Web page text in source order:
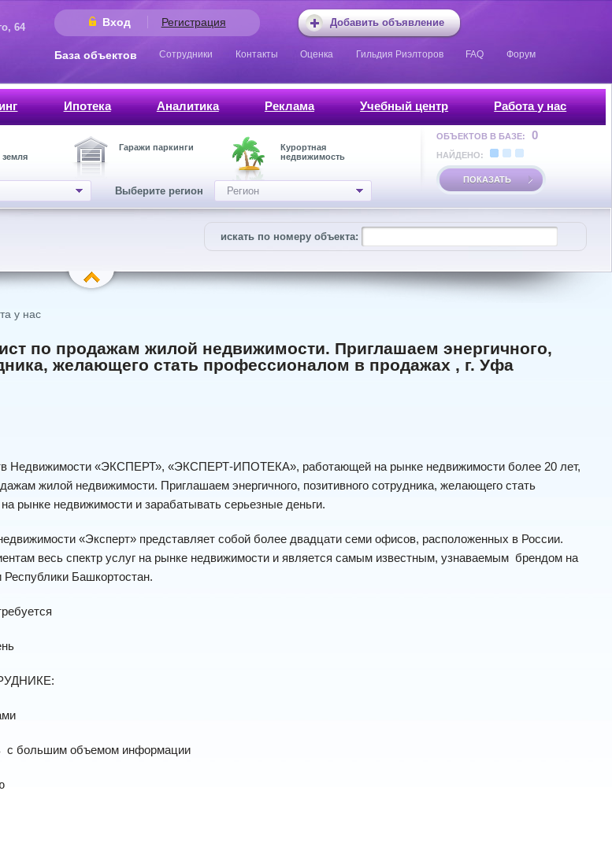
Добавить объявление
Вход Регистрация
64
База объектов Сотрудники Контакты Оценка Гильдия Риэлторов FAQ Форум
Ипотека Аналитика Реклама Учебный центр Работа у нас
земля
Гаражи паркинги
Курортная
недвижимость
Выберите регион Регион
ОБЪЕКТОВ В БАЗЕ: 0
НАЙДЕНО:
ПОКАЗАТЬ
искать по номеру объекта:
у нас
по продажам жилой недвижимости. Приглашаем энергичного,
желающего стать профессионалом в продажах , г. Уфа
Недвижимости «ЭКСПЕРТ», «ЭКСПЕРТ-ИПОТЕКА», работающей на рынке недвижимости более 20 лет,
жилой недвижимости. Приглашаем энергичного, позитивного сотрудника, желающего стать
рынке недвижимости и зарабатывать серьезные деньги.
«Эксперт» представляет собой более двадцати семи офисов, расположенных в России.
весь спектр услуг на рынке недвижимости и является самым известным, узнаваемым брендом на
Башкортостан.
с большим объемом информации